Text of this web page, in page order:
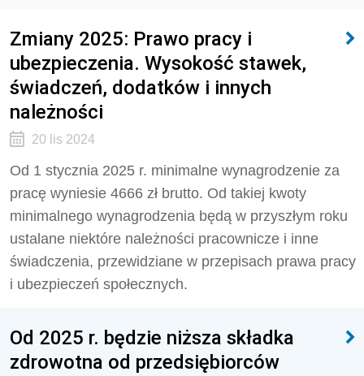
Zmiany 2025: Prawo pracy i
ubezpieczenia. Wysokość stawek,
świadczeń, dodatków i innych
należności
20 lis 2024
Od 1 stycznia 2025 r. minimalne wynagrodzenie za
pracę wyniesie 4666 zł brutto. Od takiej kwoty
minimalnego wynagrodzenia będą w przyszłym roku
ustalane niektóre należności pracownicze i inne
świadczenia, przewidziane w przepisach prawa pracy
i ubezpieczeń społecznych.
Od 2025 r. będzie niższa składka
zdrowotna od przedsiębiorców